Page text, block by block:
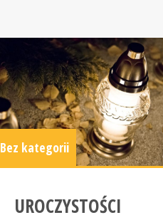
Bez kategorii
UROCZYSTOŚCI